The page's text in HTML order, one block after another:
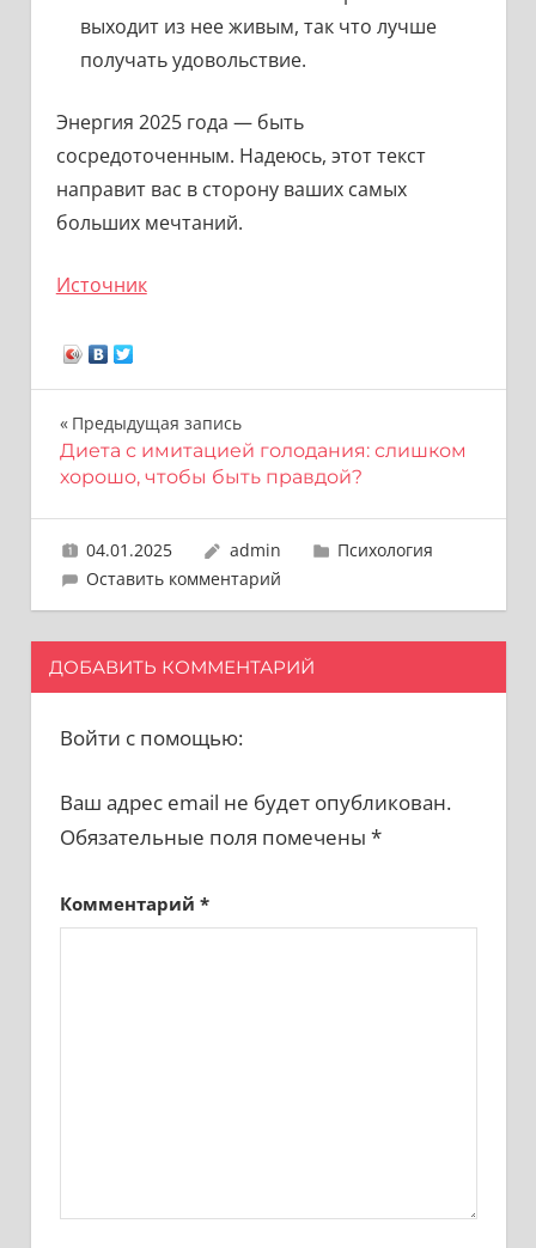
выходит из нее живым, так что лучше
получать удовольствие.
Энергия 2025 года — быть
сосредоточенным. Надеюсь, этот текст
направит вас в сторону ваших самых
больших мечтаний.
Источник
Навигация
по
записям
Предыдущая запись
Диета с имитацией голодания: слишком
хорошо, чтобы быть правдой?
04.01.2025 admin
Психология
Оставить комментарий
ДОБАВИТЬ КОММЕНТАРИЙ
Войти с помощью:
Ваш адрес email не будет опубликован.
Обязательные поля помечены *
Комментарий *